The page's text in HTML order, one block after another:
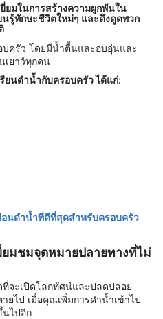
ยมในการสร้างความผูกพันใน
รู้ทักษะชีวิตใหม่ๆ และดึงดูดพวก
บครัว โดยมีน้ำตื้นและอบอุ่นและ
เยาว์ทุกคน
ยนดำน้ำกับครอบครัว ได้แก่:
นดำน้ำที่ดีที่สุดสำหรับครอบครัว
ยมชมจุดหมายปลายทางที่ไม่
จะเปิดโลกทัศน์และปลดปล่อย
ยไป เมื่อคุณเพิ่มการดำน้ำเข้าไป
นไปอีก